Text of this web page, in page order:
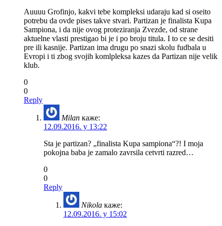
Auuuu Grofinjo, kakvi tebe kompleksi udaraju kad si oseito
potrebu da ovde pises takve stvari. Partizan je finalista Kupa
Sampiona, i da nije ovog proteziranja Zvezde, od strane
aktuelne vlasti prestigao bi je i po broju titula. I to ce se desiti
pre ili kasnije. Partizan ima drugu po snazi skolu fudbala u
Evropi i ti zbog svojih komlpleksa kazes da Partizan nije velik
klub.
0
0
Reply
Milan каже:
12.09.2016. у 13:22
Sta je partizan? „finalista Kupa sampiona“?! I moja
pokojna baba je zamalo zavrsila cetvrti razred…
0
0
Reply
Nikola каже:
12.09.2016. у 15:02